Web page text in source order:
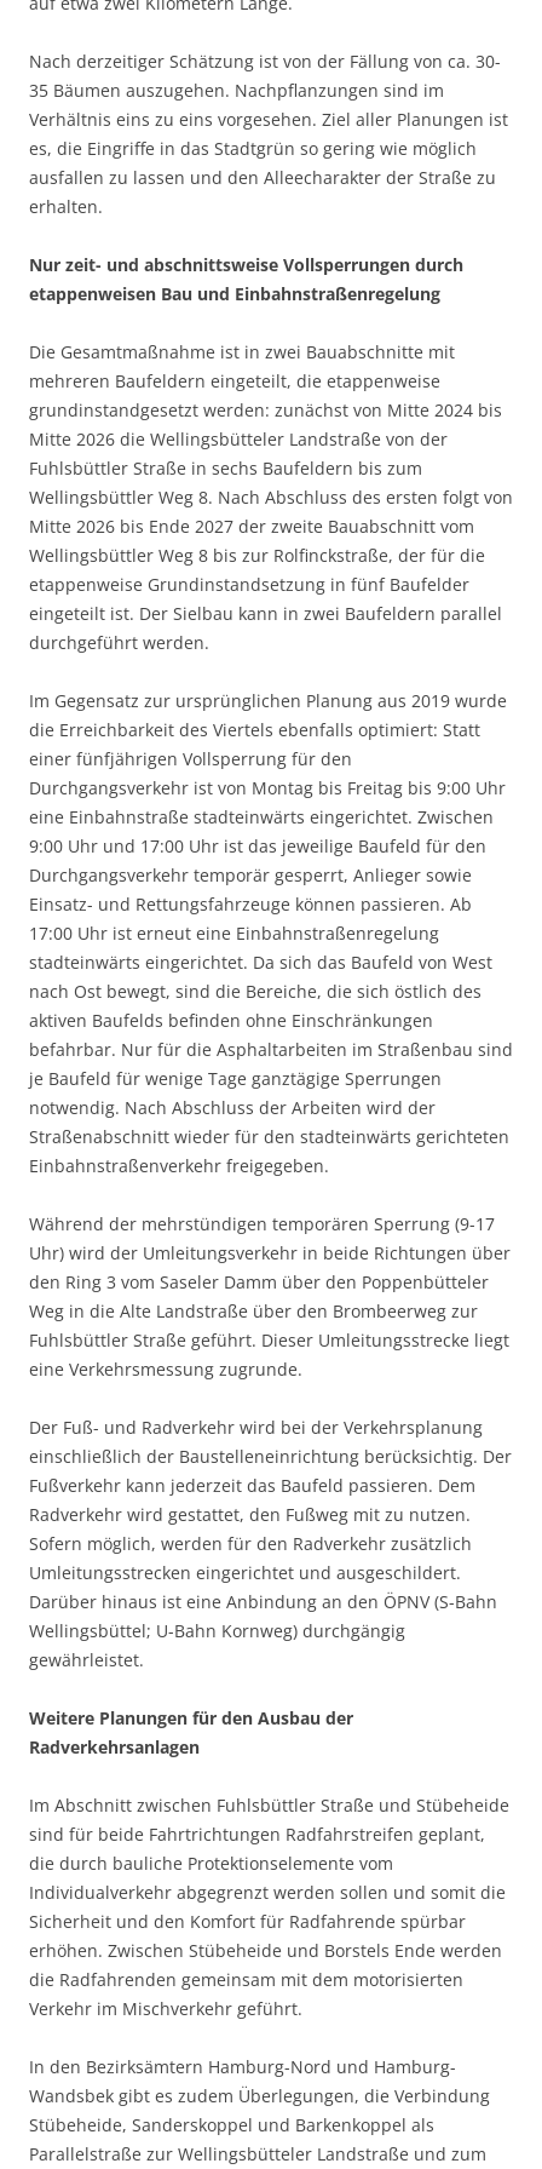
Nach derzeitiger Schätzung ist von der Fällung von ca. 30-
35 Bäumen auszugehen. Nachpflanzungen sind im
Verhältnis eins zu eins vorgesehen. Ziel aller Planungen ist
es, die Eingriffe in das Stadtgrün so gering wie möglich
ausfallen zu lassen und den Alleecharakter der Straße zu
erhalten.
Nur zeit- und abschnittsweise Vollsperrungen durch
etappenweisen Bau und Einbahnstraßenregelung
Die Gesamtmaßnahme ist in zwei Bauabschnitte mit
mehreren Baufeldern eingeteilt, die etappenweise
grundinstandgesetzt werden: zunächst von Mitte 2024 bis
Mitte 2026 die Wellingsbütteler Landstraße von der
Fuhlsbüttler Straße in sechs Baufeldern bis zum
Wellingsbüttler Weg 8. Nach Abschluss des ersten folgt von
Mitte 2026 bis Ende 2027 der zweite Bauabschnitt vom
Wellingsbüttler Weg 8 bis zur Rolfinckstraße, der für die
etappenweise Grundinstandsetzung in fünf Baufelder
eingeteilt ist. Der Sielbau kann in zwei Baufeldern parallel
durchgeführt werden.
Im Gegensatz zur ursprünglichen Planung aus 2019 wurde
die Erreichbarkeit des Viertels ebenfalls optimiert: Statt
einer fünfjährigen Vollsperrung für den
Durchgangsverkehr ist von Montag bis Freitag bis 9:00 Uhr
eine Einbahnstraße stadteinwärts eingerichtet. Zwischen
9:00 Uhr und 17:00 Uhr ist das jeweilige Baufeld für den
Durchgangsverkehr temporär gesperrt, Anlieger sowie
Einsatz- und Rettungsfahrzeuge können passieren. Ab
17:00 Uhr ist erneut eine Einbahnstraßenregelung
stadteinwärts eingerichtet. Da sich das Baufeld von West
nach Ost bewegt, sind die Bereiche, die sich östlich des
aktiven Baufelds befinden ohne Einschränkungen
befahrbar. Nur für die Asphaltarbeiten im Straßenbau sind
je Baufeld für wenige Tage ganztägige Sperrungen
notwendig. Nach Abschluss der Arbeiten wird der
Straßenabschnitt wieder für den stadteinwärts gerichteten
Einbahnstraßenverkehr freigegeben.
Während der mehrstündigen temporären Sperrung (9-17
Uhr) wird der Umleitungsverkehr in beide Richtungen über
den Ring 3 vom Saseler Damm über den Poppenbütteler
Weg in die Alte Landstraße über den Brombeerweg zur
Fuhlsbüttler Straße geführt. Dieser Umleitungsstrecke liegt
eine Verkehrsmessung zugrunde.
Der Fuß- und Radverkehr wird bei der Verkehrsplanung
einschließlich der Baustelleneinrichtung berücksichtig. Der
Fußverkehr kann jederzeit das Baufeld passieren. Dem
Radverkehr wird gestattet, den Fußweg mit zu nutzen.
Sofern möglich, werden für den Radverkehr zusätzlich
Umleitungsstrecken eingerichtet und ausgeschildert.
Darüber hinaus ist eine Anbindung an den ÖPNV (S-Bahn
Wellingsbüttel; U-Bahn Kornweg) durchgängig
gewährleistet.
Weitere Planungen für den Ausbau der
Radverkehrsanlagen
Im Abschnitt zwischen Fuhlsbüttler Straße und Stübeheide
sind für beide Fahrtrichtungen Radfahrstreifen geplant,
die durch bauliche Protektionselemente vom
Individualverkehr abgegrenzt werden sollen und somit die
Sicherheit und den Komfort für Radfahrende spürbar
erhöhen. Zwischen Stübeheide und Borstels Ende werden
die Radfahrenden gemeinsam mit dem motorisierten
Verkehr im Mischverkehr geführt.
In den Bezirksämtern Hamburg-Nord und Hamburg-
Wandsbek gibt es zudem Überlegungen, die Verbindung
Stübeheide, Sanderskoppel und Barkenkoppel als
Parallelstraße zur Wellingsbütteler Landstraße und zum